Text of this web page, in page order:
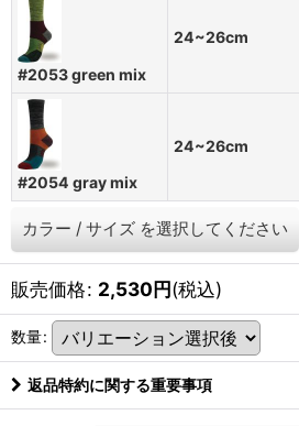
#2053 green mix
24~26cm
#2054 gray mix
24~26cm
カラー / サイズ を選択してください
販売価格: 2,530円(税込)
数量:
返品特約に関する重要事項